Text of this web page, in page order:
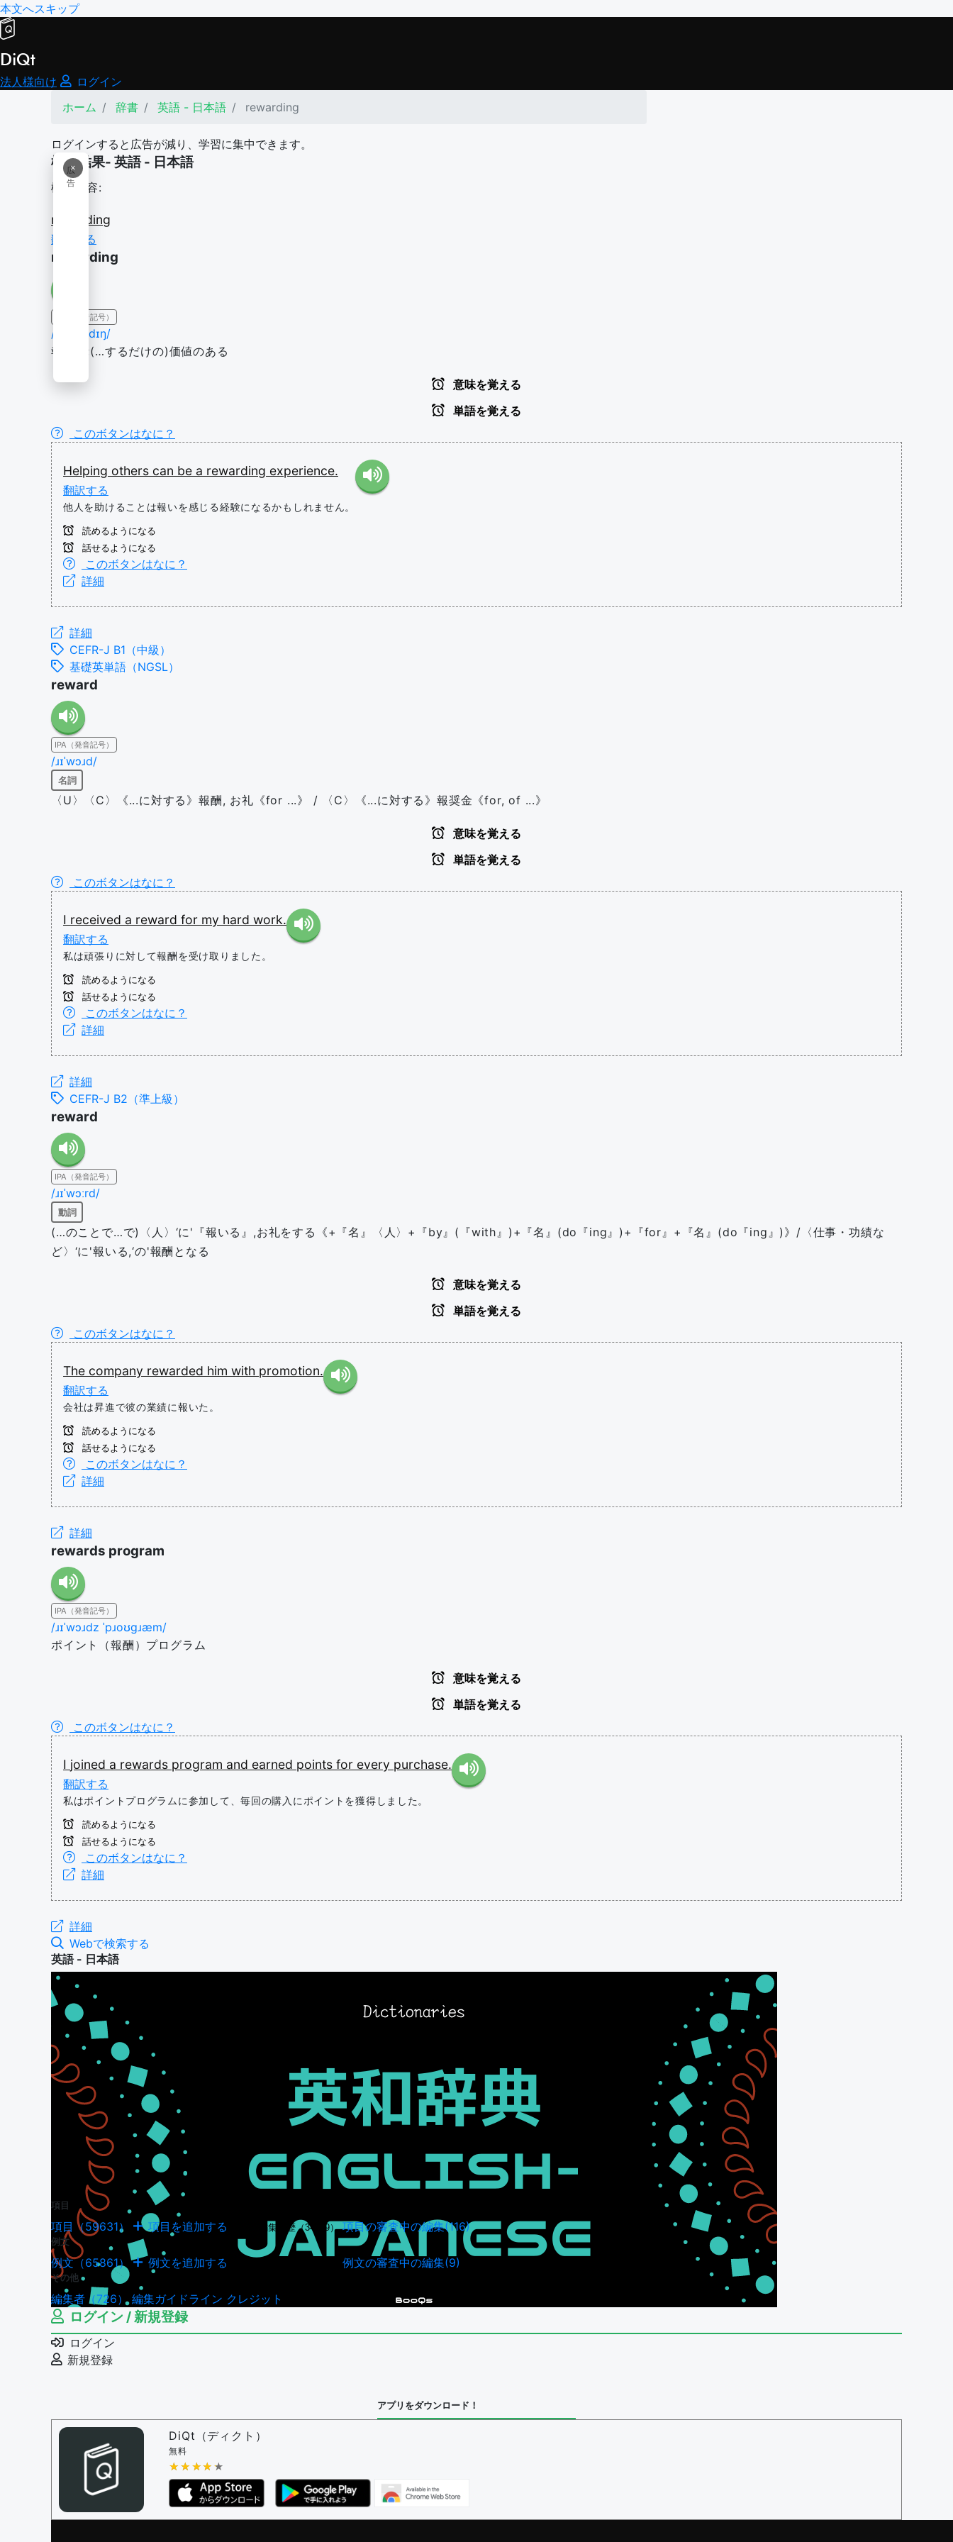
本文へスキップ
DiQt
法人様向け
ログイン
ホーム
辞書 英語 - 日本語 rewarding
ログインすると広告が減り、学習に集中できます。
×
広
告
検索結果- 英語 - 日本語
検索内容:
rewarding
翻訳する
rewarding
IPA（発音記号）
/rɪˈwɔːrdɪŋ/
報いる;(…するだけの)価値のある
意味を覚える
単語を覚える
このボタンはなに？
Helping others can be a rewarding experience.
翻訳する
他人を助けることは報いを感じる経験になるかもしれません。
読めるようになる
話せるようになる
このボタンはなに？
詳細
詳細
CEFR-J B1（中級）
基礎英単語（NGSL）
reward
IPA（発音記号）
/ɹɪˈwɔɹd/
名詞
〈U〉〈C〉《...に対する》報酬, お礼《for ...》 / 〈C〉《...に対する》報奨金《for, of ...》
意味を覚える
単語を覚える
このボタンはなに？
I received a reward for my hard work.
翻訳する
私は頑張りに対して報酬を受け取りました。
読めるようになる
話せるようになる
このボタンはなに？
詳細
詳細
CEFR-J B2（準上級）
reward
IPA（発音記号）
/ɹɪˈwɔːrd/
動詞
(…のことで…で)〈人〉‘に'『報いる』,お礼をする《+『名』〈人〉+『by』(『with』)+『名』(do『ing』)+『for』+『名』(do『ing』)》/〈仕事・功績な
ど〉‘に'報いる,‘の'報酬となる
意味を覚える
単語を覚える
このボタンはなに？
The company rewarded him with promotion.
翻訳する
会社は昇進で彼の業績に報いた。
読めるようになる
話せるようになる
このボタンはなに？
詳細
詳細
rewards program
IPA（発音記号）
/ɹɪˈwɔɹdz ˈpɹoʊɡɹæm/
ポイント（報酬）プログラム
意味を覚える
単語を覚える
このボタンはなに？
I joined a rewards program and earned points for every purchase.
翻訳する
私はポイントプログラムに参加して、毎回の購入にポイントを獲得しました。
読めるようになる
話せるようになる
このボタンはなに？
詳細
詳細
Webで検索する
英語 - 日本語
項目
項目（59631） 項目を追加する 項目の編集履歴（34949） 項目の審査中の編集(116)
例文
例文（65861） 例文を追加する 例文の審査中の編集(9)
その他
編集者（726）編集ガイドライン クレジット
ログイン / 新規登録
ログイン
新規登録
アプリをダウンロード！
DiQt（ディクト）
無料
★★★★★
★★★★★